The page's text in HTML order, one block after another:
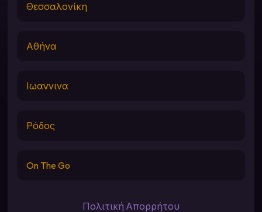
Θεσσαλονίκη
Αθήνα
Ιωαννινα
Ρόδος
On The Go
Πολιτική Απορρήτου